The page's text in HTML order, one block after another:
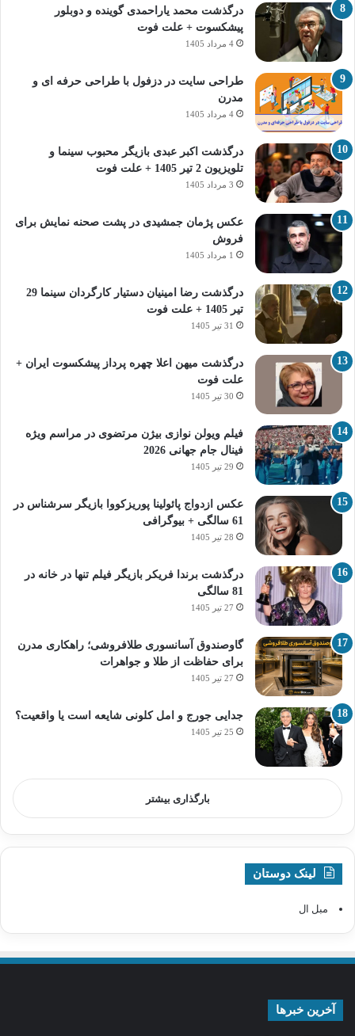
درگذشت محمد یاراحمدی گوینده و دوبلور
پیشکسوت + علت فوت
4 مرداد 1405
طراحی سایت در دزفول با طراحی حرفه‌ ای و
مدرن
4 مرداد 1405
درگذشت اکبر عبدی بازیگر محبوب سینما و
تلویزیون 2 تیر 1405 + علت فوت
3 مرداد 1405
عکس پژمان جمشیدی در پشت صحنه نمایش برای
فروش
1 مرداد 1405
درگذشت رضا امینیان دستیار کارگردان سینما 29
تیر 1405 + علت فوت
31 تیر 1405
درگذشت میهن اعلا چهره پرداز پیشکسوت ایران +
علت فوت
30 تیر 1405
فیلم ویولن نوازی بیژن مرتضوی در مراسم ویژه
فینال جام جهانی 2026
29 تیر 1405
عکس ازدواج پائولینا پوریزکووا بازیگر سرشناس در
61 سالگی + بیوگرافی
28 تیر 1405
درگذشت برندا فریکر بازیگر فیلم تنها در خانه در
81 سالگی
27 تیر 1405
گاوصندوق آسانسوری طلافروشی؛ راهکاری مدرن
برای حفاظت از طلا و جواهرات
27 تیر 1405
جدایی جورج و امل کلونی شایعه است یا واقعیت؟
25 تیر 1405
بارگذاری بیشتر
لینک دوستان
مبل ال
آخرین خبرها